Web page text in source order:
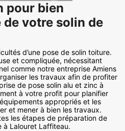
pour bien
de votre solin de
d’une pose de solin toiture.
et compliquée, nécessitant
comme notre entreprise Amiens
les travaux afin de profiter
de pose solin alu et zinc à
à votre profit pour planifier
appropriés et les
et mener à bien les travaux.
les étapes de préparation de
à Lalouret Laffiteau.